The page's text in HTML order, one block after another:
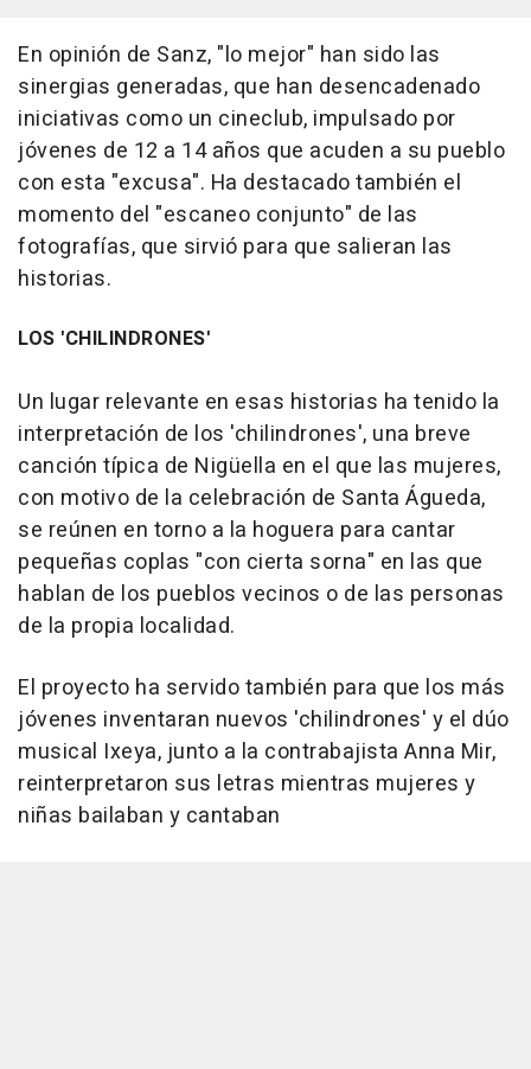
En opinión de Sanz, "lo mejor" han sido las
sinergias generadas, que han desencadenado
iniciativas como un cineclub, impulsado por
jóvenes de 12 a 14 años que acuden a su pueblo
con esta "excusa". Ha destacado también el
momento del "escaneo conjunto" de las
fotografías, que sirvió para que salieran las
historias.
LOS 'CHILINDRONES'
Un lugar relevante en esas historias ha tenido la
interpretación de los 'chilindrones', una breve
canción típica de Nigüella en el que las mujeres,
con motivo de la celebración de Santa Águeda,
se reúnen en torno a la hoguera para cantar
pequeñas coplas "con cierta sorna" en las que
hablan de los pueblos vecinos o de las personas
de la propia localidad.
El proyecto ha servido también para que los más
jóvenes inventaran nuevos 'chilindrones' y el dúo
musical Ixeya, junto a la contrabajista Anna Mir,
reinterpretaron sus letras mientras mujeres y
niñas bailaban y cantaban